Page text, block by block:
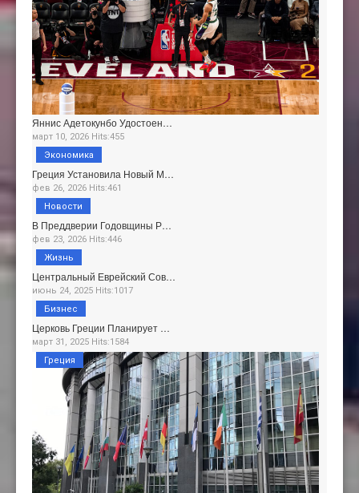
Яннис Адетокунбо Удостоен…
март 10, 2026 Hits:455
Греция Установила Новый М…
фев 26, 2026 Hits:461
Экономика
В Преддверии Годовщины Р…
фев 23, 2026 Hits:446
Новости
Центральный Еврейский Сов…
июнь 24, 2025 Hits:1017
Жизнь
Церковь Греции Планирует …
март 31, 2025 Hits:1584
Бизнес
Греция